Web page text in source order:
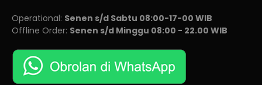
Operational: Senen s/d Sabtu 08:00-17-00 WIB
Offline Order: Senen s/d Minggu 08:00 - 22.00 WIB